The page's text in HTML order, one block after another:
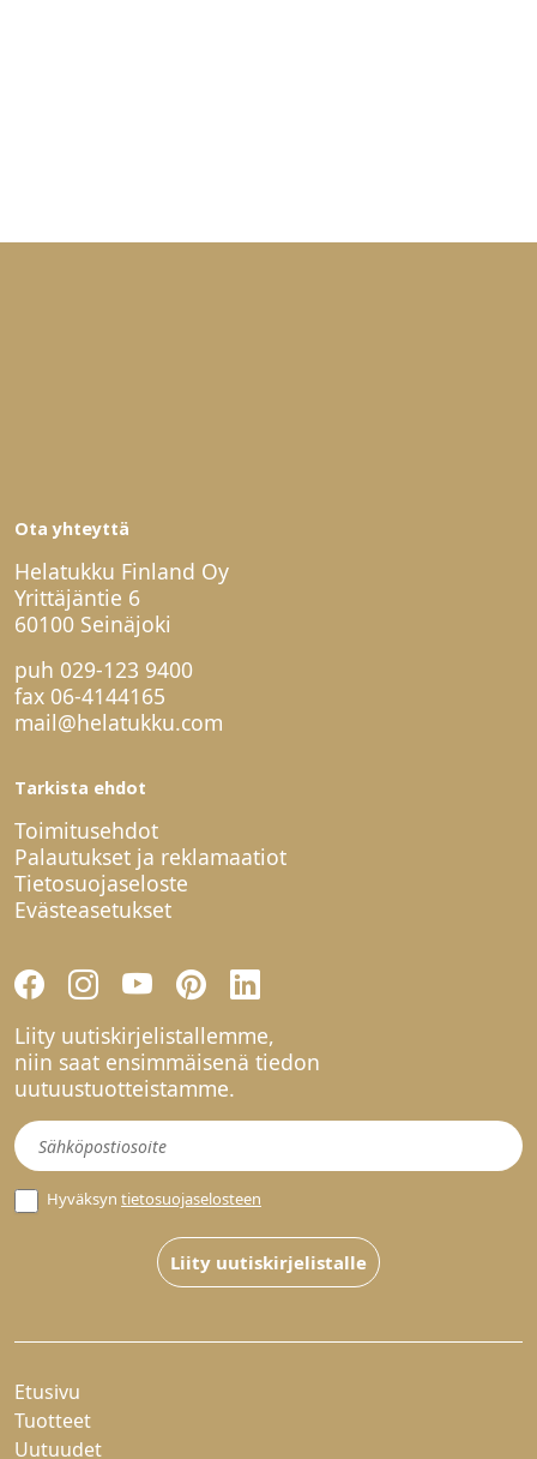
Ota yhteyttä
Helatukku Finland Oy
Yrittäjäntie 6
60100 Seinäjoki
puh 029-123 9400
fax 06-4144165
mail@helatukku.com
Tarkista ehdot
Toimitusehdot
Palautukset ja reklamaatiot
Tietosuojaseloste
Evästeasetukset
Liity uutiskirjelistallemme,
niin saat ensimmäisenä tiedon
uutuustuotteistamme.
Uutiskirje
Hyväksyn tietosuojaselosteen
Liity uutiskirjelistalle
Etusivu
Tuotteet
Uutuudet